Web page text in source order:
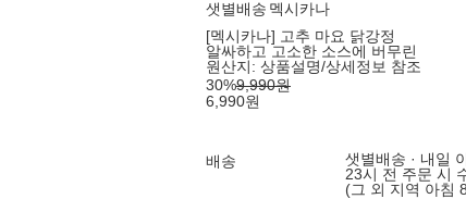
샛별배송 멕시카나
[멕시카나] 고추 마요 닭강정
알싸하고 고소한 소스에 버무린
원산지: 상품설명/상세정보 참조
30%9,990원
6,990원
배송
샛별배송 · 내일
23시 전 주문 시
(그 외 지역 아침